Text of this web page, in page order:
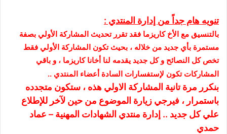
تنويه هام جداً من إدارة المنتدي :
بالتنسيق مع الأخ كاريزما فقد تقرر تحديث المشاركة الأولي بصفة
مستمرة بأي جديد من خلاله ، بحيث تكون المشاركة الأولي فقط
تخص كل النصائح و كل جديد يقدمه لنا أخانا كاريزما ، و باقي
المشاركات تكون لإستفسارات السادة أعضاء المنتدي ..
بنكرر مرة تانية المشاركة الاولي هذه ، ستكون متجدده
باستمرار ، فيرجي زيارة الموضوع من حين لآخر للإطلاع
علي كل جديد .. إدارة منتدي الشهادات المهنية – عماد
حمدي